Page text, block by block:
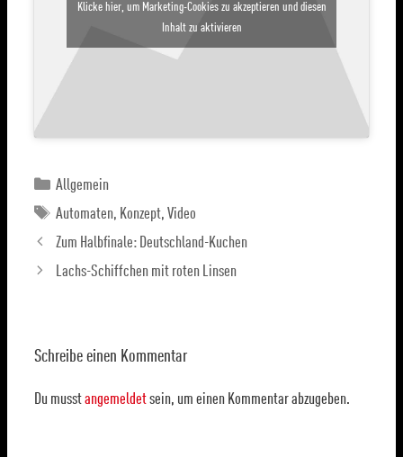
Klicke hier, um Marketing-Cookies zu akzeptieren und diesen
Inhalt zu aktivieren
Allgemein
Automaten, Konzept,Video
Zum Halbfinale: Deutschland-Kuchen
Lachs-Schiffchen mit roten Linsen
Schreibe einen Kommentar
Du musstangemeldetsein, um einen Kommentar abzugeben.